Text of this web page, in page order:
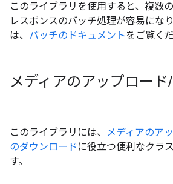
このライブラリを使用すると、複数
レスポンスのバッチ処理が容易にな
は、 バッチのドキュメントをご覧く
メディアのアップロード/
このライブラリには、 メディアのア
のダウンロード に役立つ便利なクラ
す。